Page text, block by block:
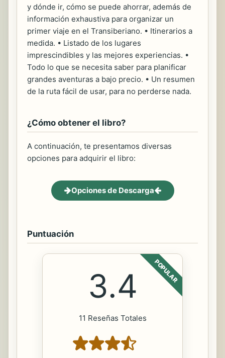
y dónde ir, cómo se puede ahorrar, además de
información exhaustiva para organizar un
primer viaje en el Transiberiano. • Itinerarios a
medida. • Listado de los lugares
imprescindibles y las mejores experiencias. •
Todo lo que se necesita saber para planificar
grandes aventuras a bajo precio. • Un resumen
de la ruta fácil de usar, para no perderse nada.
¿Cómo obtener el libro?
A continuación, te presentamos diversas
opciones para adquirir el libro:
Opciones de Descarga
Puntuación
POPULAR
3.4
11 Reseñas Totales